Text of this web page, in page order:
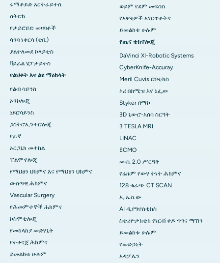
ሩማቶይድ አርትራይተስ
ስትሮክ
የታይሮይድ መዛባቶች
ሳንባ ነቀርሳ (ቲቢ)
ያልተለመደ ኮላይቲስ
ቫይራል ሄፓታይተስ
የልህቀት እና ልዩ ማዕከላት
የልብ ሳይንስ
ኦንኮሎጂ
ኒዩሮሳይንስ
ጋስትሮኢንተሮሎጂ
የፊኛ
ኦርጋኒክ መተከል
ፐልሞኖሎጂ
የማህፀን ህክምና እና የማህፀን ህክምና
ውስጣዊ ሕክምና
Vascular Surgery
የሕመምተኞች ሕክምና
ኮስሞቲሎጂ
የመከላከያ መድሃኒት
የተቀናጀ ሕክምና
ይመልከቱ ሁሉም
ወይም የደም መፍሰስ
የአዋቂዎች አገርጥቶትና
ይመልከቱ ሁሉም
የጤና ቴክኖሎጂ
DaVinci XI-Robotic Systems
CyberKnife-Accuray
Meril Cuvis ሮቦቲክስ
ኮሪ በስሚዝ እና ኔፌው
Styker በማኮ
3D ኒውሮ-አሰሳ ስርዓት
3 TESLA MRI
LINAC
ECMO
ሙሴ 2.0 ሥርዓት
የሬዙም የውሃ ትነት ሕክምና
128 ቁራጭ CT SCAN
ኢ.ኤስ.ው
AI ዲያግኖስቲክስ
ስቴሪዮታክቲክ የነርቭ ቀዶ ጥገና ማሽን
ይመልከቱ ሁሉም
የመድኃኒት
አዳፓሌን